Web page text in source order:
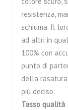
resistenza,
schiuma. Il
ad altri in
100% con
punto di
della
più deciso.
Tasso qualità